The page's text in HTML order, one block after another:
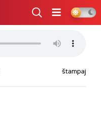
štampaj